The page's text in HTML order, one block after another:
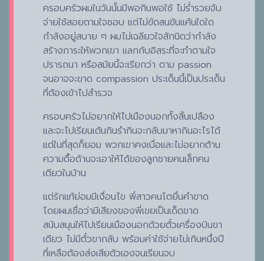
ครอบครัวผมในวันนั้นมีพอกินพอใช้ ไม่ร่ำรวยจับ
จ่ายใช้สอยตามใจชอบ แต่ไม่ขัดสนข้นแค้นใดใด
กำลังอยู่สบาย ๆ ผมไม่เฉลียวใจสักนิดว่ากำลัง
สร้างภาระให้พวกเขา แลกกับอิสระที่จะทำตามใจ
ปรารถนา หรือสมัยนี้จะเรียกว่า ตาม passion
จนอาจจะขาด compassion ประเด็นนี้เป็นประเด็น
ที่ต้องเข้าไปสำรวจ
ครอบครัวไม่อยากให้ไปเมืองนอกทั้งสิ้นเปลือง
และจะไปเรียนเต้นกินรำกินจะกลับมาหากินอะไรได้
แต่ในที่สุดก็ยอม พวกเขาคงเบื่อและไม่อยากต้าน
ความดื้อด้านจะเอาให้ได้ของลูกชายคนเล็กคน
เดียวในบ้าน
แต่รักแท้ย่อมมีเงื่อนไข พี่สาวคนโตยื่นคำขาด
โดยผมเชื่อว่ามีเสียงของพี่เขยเป็นเด็ดขาด
สนับสนุนให้ไปเรียนเมืองนอกด้วยตั๋วเครื่องบินขา
เดียว ไม่มีตั๋วขากลับ พร้อมค่าใช้จ่ายไม่เกินหนึ่งปี
ที่เหลือต้องส่งเสียตัวเองจนเรียนจบ